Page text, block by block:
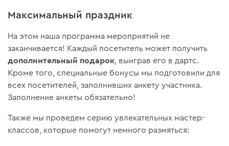
Максимальный праздник
На этом наша программа мероприятий не
заканчивается! Каждый посетитель может получить
дополнительный подарок, выиграв его в дартс.
Кроме того, специальные бонусы мы подготовили для
всех посетителей, заполнивших анкету участника.
Заполнение анкеты обязательно!
Также мы проведем серию увлекательных мастер-
классов, которые помогут немного размяться: